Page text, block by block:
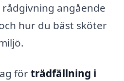
angående
hur du bäst sköter
förträdfällning i